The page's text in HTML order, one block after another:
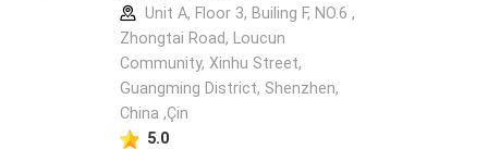
Unit A, Floor 3, Builing F, NO.6 ,
Zhongtai Road, Loucun
Community, Xinhu Street,
Guangming District, Shenzhen,
China ,Çin
5.0